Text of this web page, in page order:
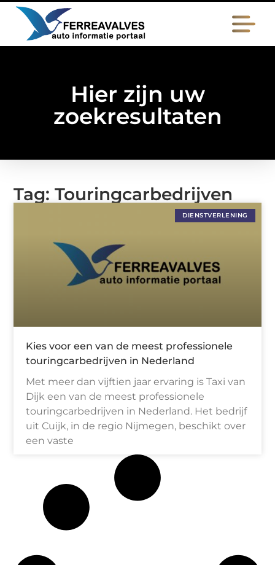
Hier zijn uw
zoekresultaten
Tag: Touringcarbedrijven
DIENSTVERLENING
Kies voor een van de meest professionele
touringcarbedrijven in Nederland
Met meer dan vijftien jaar ervaring is Taxi van
Dijk een van de meest professionele
touringcarbedrijven in Nederland. Het bedrijf
uit Cuijk, in de regio Nijmegen, beschikt over
een vaste